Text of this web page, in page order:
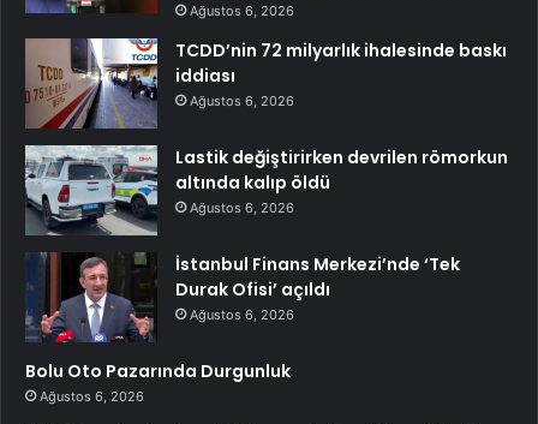
Ağustos 6, 2026
TCDD’nin 72 milyarlık ihalesinde baskı
iddiası
Ağustos 6, 2026
Lastik değiştirirken devrilen römorkun
altında kalıp öldü
Ağustos 6, 2026
İstanbul Finans Merkezi’nde ‘Tek
Durak Ofisi’ açıldı
Ağustos 6, 2026
Bolu Oto Pazarında Durgunluk
Ağustos 6, 2026